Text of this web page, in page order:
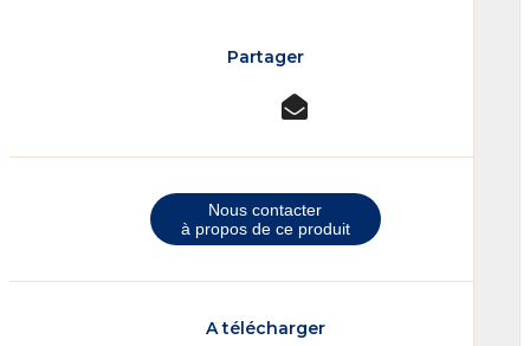
Partager
Nous contacter
à propos de ce produit
A télécharger